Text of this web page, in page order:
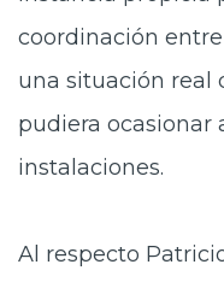
coordinación
una situación real
pudiera ocasionar
instalaciones.
Al respecto